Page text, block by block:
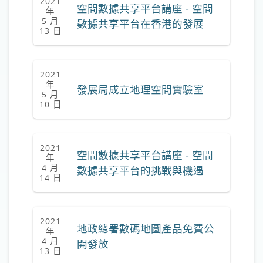
年
5 月
13 日
空間數據共享平台講座 - 空間
數據共享平台在香港的發展
2021
年
5 月
10 日
發展局成立地理空間實驗室
2021
年
4 月
14 日
空間數據共享平台講座 - 空間
數據共享平台的挑戰與機遇
2021
年
4 月
13 日
地政總署數碼地圖產品免費公
開發放